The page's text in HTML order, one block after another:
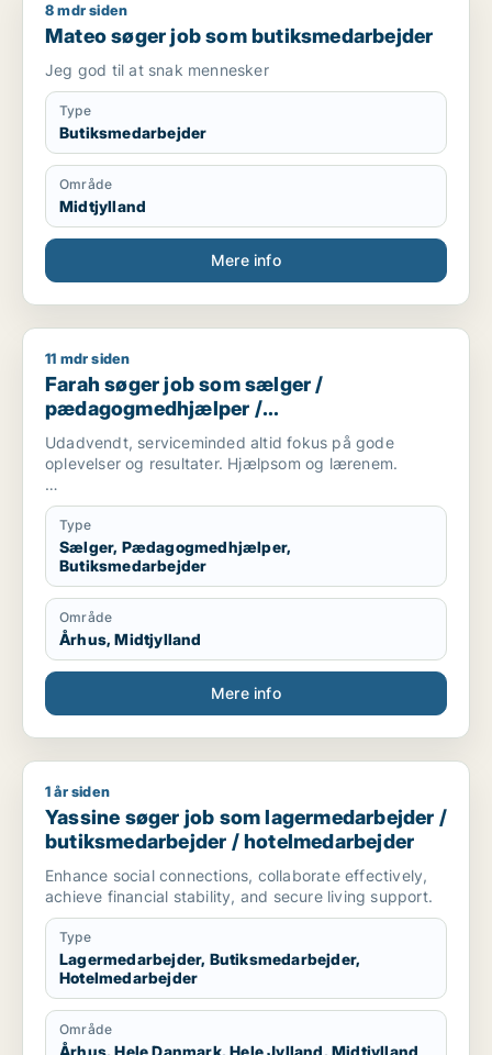
Mateo søger job som butiksmedarbejder
8 mdr siden
Mateo søger job som butiksmedarbejder
Jeg god til at snak mennesker
Type
Butiksmedarbejder
Område
Midtjylland
Mere info
Farah søger job som sælger / pædagogmedhjælper /
11 mdr siden
Farah søger job som sælger /
pædagogmedhjælper /
butiksmedarbejder
Udadvendt, serviceminded altid fokus på gode
oplevelser og resultater. Hjælpsom og lærenem.
Mit ønske er at bidrage og yde. Og lærer fra mig, men
også lærer noget selv og udvikle mig.
Type
Sælger, Pædagogmedhjælper,
Butiksmedarbejder
Område
Århus, Midtjylland
Mere info
Yassine søger job som lagermedarbejder /
1 år siden
Yassine søger job som lagermedarbejder /
butiksmedarbejder / hotelmedarbejder
Enhance social connections, collaborate effectively,
achieve financial stability, and secure living support.
Type
Lagermedarbejder, Butiksmedarbejder,
Hotelmedarbejder
Område
Århus, Hele Danmark, Hele Jylland, Midtjylland